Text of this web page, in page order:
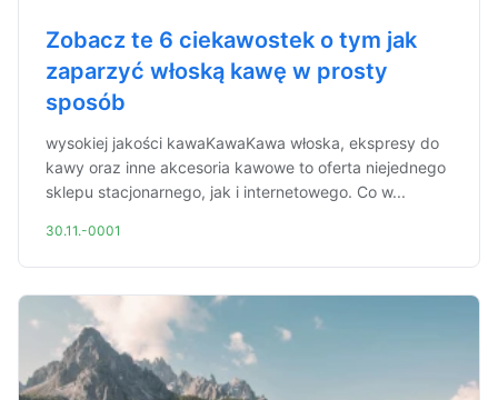
Zobacz te 6 ciekawostek o tym jak
zaparzyć włoską kawę w prosty
sposób
wysokiej jakości kawaKawaKawa włoska, ekspresy do
kawy oraz inne akcesoria kawowe to oferta niejednego
sklepu stacjonarnego, jak i internetowego. Co w...
30.11.-0001